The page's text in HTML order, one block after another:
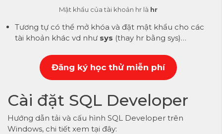
Mật khẩu của tài khoản hr là hr
Tương tự có thể mở khóa và đặt mật khẩu cho các
tài khoản khác vd như sys (thay hr bằng sys)…
Đăng ký học thử miễn phí
Cài đặt SQL Developer
Hướng dẫn tải và cấu hình SQL Developer trên
Windows, chi tiết xem tại đây: